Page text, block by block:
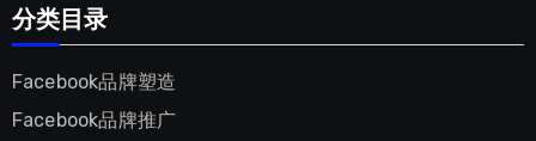
分类目录
Facebook品牌塑造
Facebook品牌推广